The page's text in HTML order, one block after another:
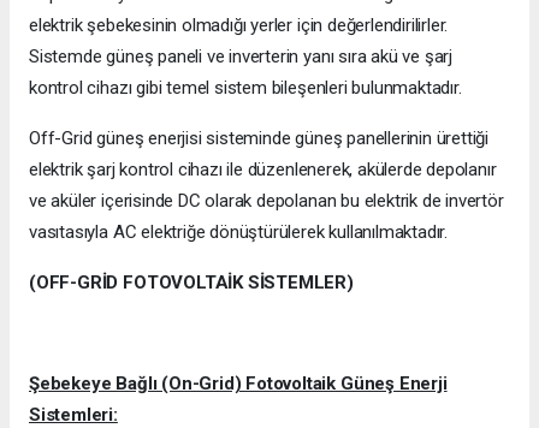
elektrik şebekesinin olmadığı yerler için değerlendirilirler.
Sistemde güneş paneli ve inverterin yanı sıra akü ve şarj
kontrol cihazı gibi temel sistem bileşenleri bulunmaktadır.
Off-Grid güneş enerjisi sisteminde güneş panellerinin ürettiği
elektrik şarj kontrol cihazı ile düzenlenerek, akülerde depolanır
ve aküler içerisinde DC olarak depolanan bu elektrik de invertör
vasıtasıyla AC elektriğe dönüştürülerek kullanılmaktadır.
(OFF-GRİD FOTOVOLTAİK SİSTEMLER)
Şebekeye Bağlı (On-Grid) Fotovoltaik Güneş Enerji
Sistemleri: